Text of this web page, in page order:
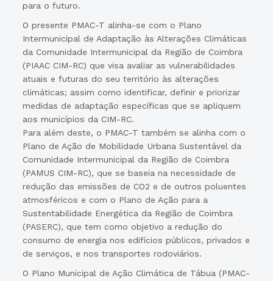
para o futuro.
O presente PMAC-T alinha-se com o Plano
Intermunicipal de Adaptação às Alterações Climáticas
da Comunidade Intermunicipal da Região de Coimbra
(PIAAC CIM-RC) que visa avaliar as vulnerabilidades
atuais e futuras do seu território às alterações
climáticas; assim como identificar, definir e priorizar
medidas de adaptação específicas que se apliquem
aos municípios da CIM-RC.
Para além deste, o PMAC-T também se alinha com o
Plano de Ação de Mobilidade Urbana Sustentável da
Comunidade Intermunicipal da Região de Coimbra
(PAMUS CIM-RC), que se baseia na necessidade de
redução das emissões de CO2 e de outros poluentes
atmosféricos e com o Plano de Ação para a
Sustentabilidade Energética da Região de Coimbra
(PASERC), que tem como objetivo a redução do
consumo de energia nos edifícios públicos, privados e
de serviços, e nos transportes rodoviários.
O Plano Municipal de Ação Climática de Tábua (PMAC-